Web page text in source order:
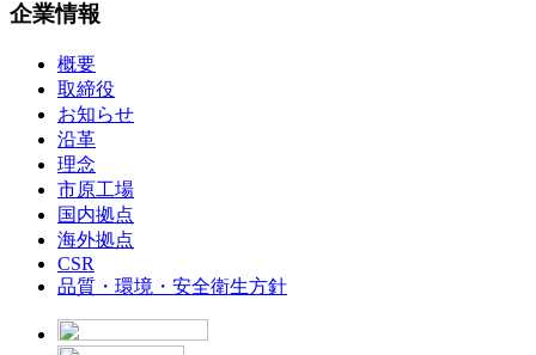
企業情報
概要
取締役
お知らせ
沿革
理念
市原工場
国内拠点
海外拠点
CSR
品質・環境・安全衛生方針